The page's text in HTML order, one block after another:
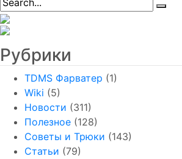
Рубрики
TDMS Фарватер (1)
Wiki (5)
Новости (311)
Полезное (128)
Советы и Трюки (143)
Статьи (79)